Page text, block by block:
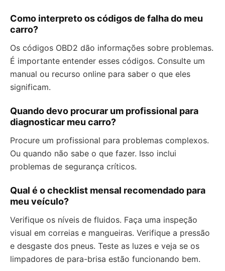
Como interpreto os códigos de falha do meu
carro?
Os códigos OBD2 dão informações sobre problemas.
É importante entender esses códigos. Consulte um
manual ou recurso online para saber o que eles
significam.
Quando devo procurar um profissional para
diagnosticar meu carro?
Procure um profissional para problemas complexos.
Ou quando não sabe o que fazer. Isso inclui
problemas de segurança críticos.
Qual é o checklist mensal recomendado para
meu veículo?
Verifique os níveis de fluidos. Faça uma inspeção
visual em correias e mangueiras. Verifique a pressão
e desgaste dos pneus. Teste as luzes e veja se os
limpadores de para-brisa estão funcionando bem.